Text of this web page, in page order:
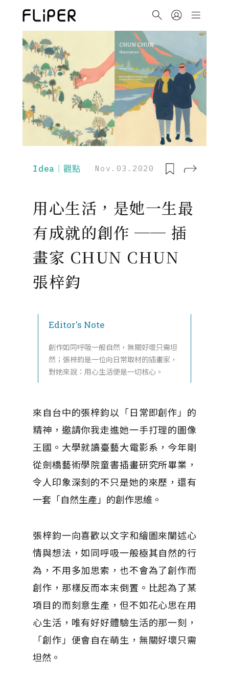
Idea｜觀點 Nov.03.2020
用心生活，是她一生最
有成就的創作 ── 插
畫家 CHUN CHUN
張梓鈞
Editor's Note
創作如同呼吸一般自然，無關好壞只需坦
然；張梓鈞是一位向日常取材的插畫家，
對她來說：用心生活便是一切核心。
來自台中的張梓鈞以「日常即創作」的
精神，邀請你我走進她一手打理的圖像
王國。大學就讀臺藝大電影系，今年剛
從劍橋藝術學院童書插畫研究所畢業，
令人印象深刻的不只是她的來歷，還有
一套「自然生產」的創作思維。
張梓鈞一向喜歡以文字和繪圖來闡述心
情與想法，如同呼吸一般極其自然的行
為，不用多加思索，也不會為了創作而
創作，那樣反而本末倒置。比起為了某
項目的而刻意生產，但不如花心思在用
心生活，唯有好好體驗生活的那一刻，
「創作」便會自在萌生，無關好壞只需
坦然。